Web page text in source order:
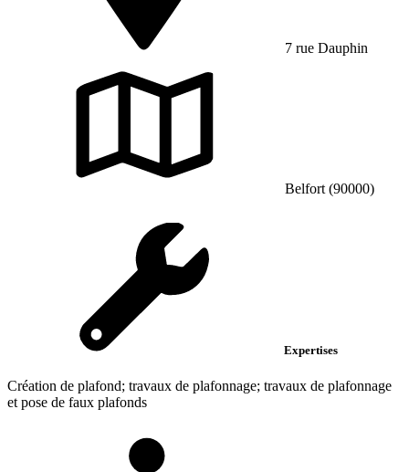
7 rue Dauphin
Belfort (90000)
Expertises
Création de plafond; travaux de plafonnage; travaux de plafonnage
et pose de faux plafonds